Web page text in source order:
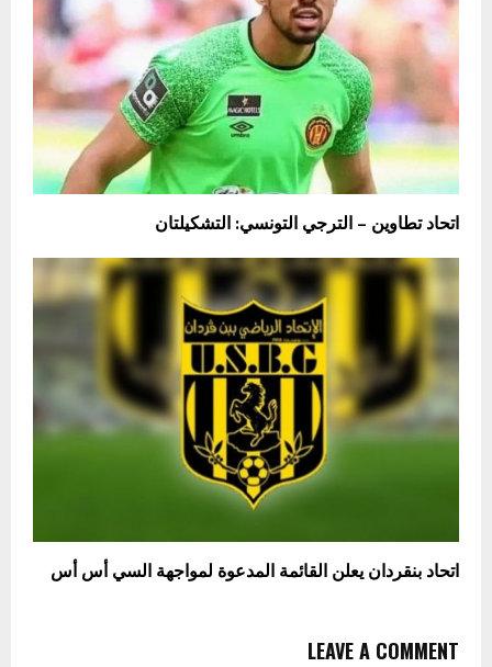
اتحاد تطاوين – الترجي التونسي: التشكيلتان
اتحاد بنقردان يعلن القائمة المدعوة لمواجهة السي أس أس
LEAVE A COMMENT